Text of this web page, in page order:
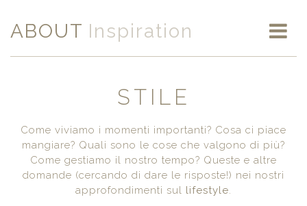
ABOUT Icons
STILE
Come viviamo i momenti importanti? Cosa ci piace
mangiare? Quali sono le cose che valgono di più?
Come gestiamo il nostro tempo? Queste e altre
domande (cercando di dare le risposte!) nei nostri
approfondimenti sul lifestyle